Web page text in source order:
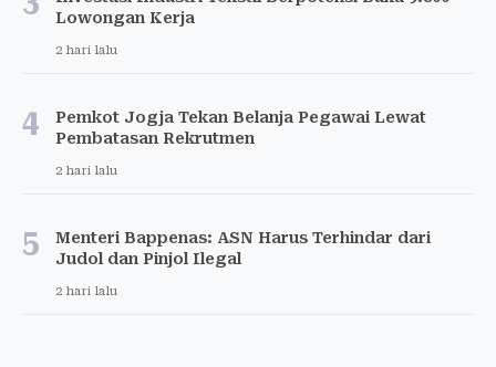
Lowongan Kerja
2 hari lalu
4
Pemkot Jogja Tekan Belanja Pegawai Lewat
Pembatasan Rekrutmen
2 hari lalu
5
Menteri Bappenas: ASN Harus Terhindar dari
Judol dan Pinjol Ilegal
2 hari lalu